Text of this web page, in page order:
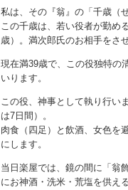
私は、その『翁』の「千歳（
この千歳は、若い役者が勤め
歳）。満次郎氏のお相手をさ
現在満39歳で、この役独特の
いります。
この役、神事として執り行い
は7日間）。
肉食（四足）と飲酒、女色を
にします。
当日楽屋では、鏡の間に「翁
にお神酒・洗米・荒塩を供え